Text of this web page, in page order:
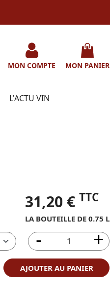
MON COMPTE MON PANIER
L'ACTU VIN
31,20 € TTC
LA BOUTEILLE DE 0.75 L
AJOUTER AU PANIER